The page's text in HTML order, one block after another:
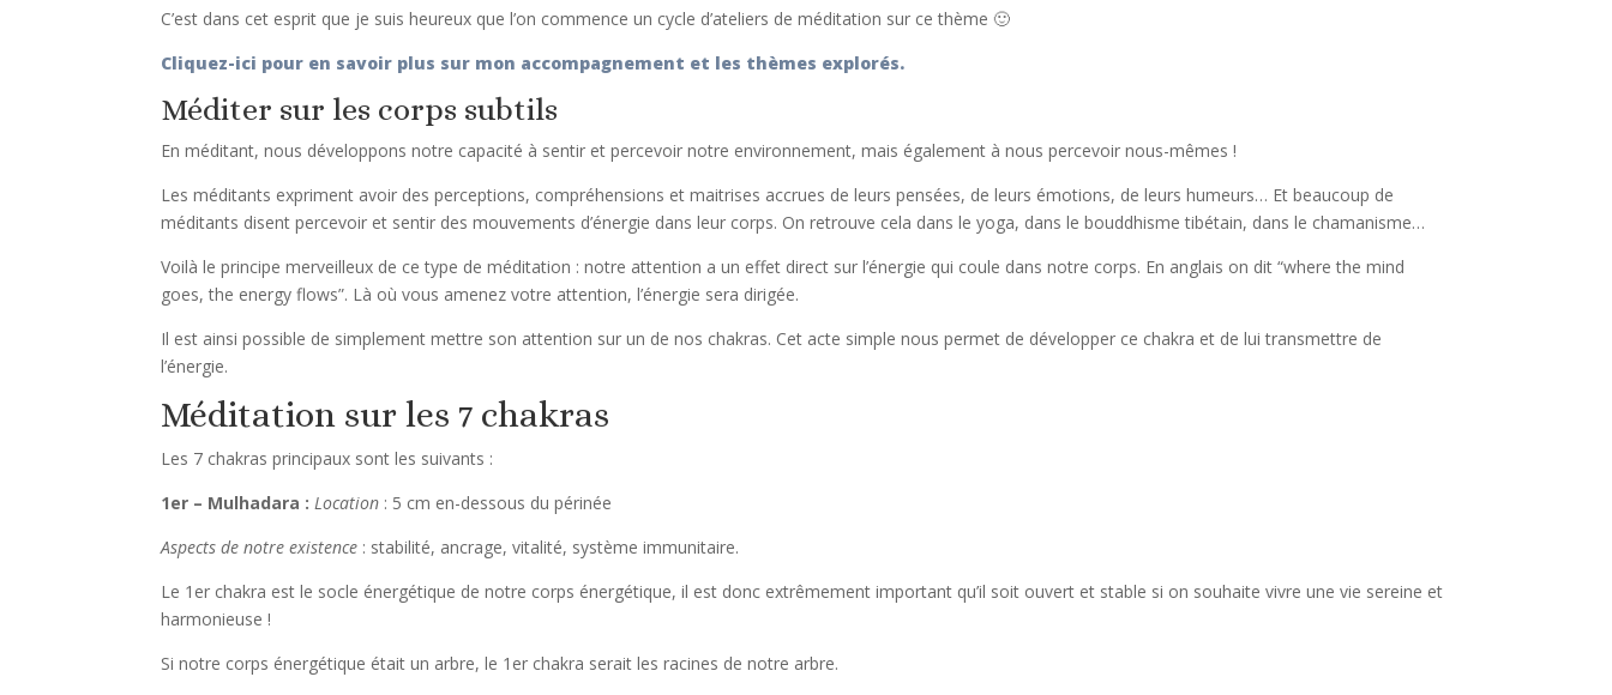
C’est dans cet esprit que je suis heureux que l’on commence un cycle d’ateliers de méditation sur ce thème 🙂
Cliquez-ici pour en savoir plus sur mon accompagnement et les thèmes explorés.
Méditer sur les corps subtils
En méditant, nous développons notre capacité à sentir et percevoir notre environnement, mais également à nous percevoir nous-mêmes !
Les méditants expriment avoir des perceptions, compréhensions et maitrises accrues de leurs pensées, de leurs émotions, de leurs humeurs… Et beaucoup de
méditants disent percevoir et sentir des mouvements d’énergie dans leur corps. On retrouve cela dans le yoga, dans le bouddhisme tibétain, dans le chamanisme…
Voilà le principe merveilleux de ce type de méditation : notre attention a un effet direct sur l’énergie qui coule dans notre corps. En anglais on dit “where the mind
goes, the energy flows”. Là où vous amenez votre attention, l’énergie sera dirigée.
Il est ainsi possible de simplement mettre son attention sur un de nos chakras. Cet acte simple nous permet de développer ce chakra et de lui transmettre de
l’énergie.
Méditation sur les 7 chakras
Les 7 chakras principaux sont les suivants :
1er – Mulhadara : Location : 5 cm en-dessous du périnée
Aspects de notre existence : stabilité, ancrage, vitalité, système immunitaire.
Le 1er chakra est le socle énergétique de notre corps énergétique, il est donc extrêmement important qu’il soit ouvert et stable si on souhaite vivre une vie sereine et
harmonieuse !
Si notre corps énergétique était un arbre, le 1er chakra serait les racines de notre arbre.